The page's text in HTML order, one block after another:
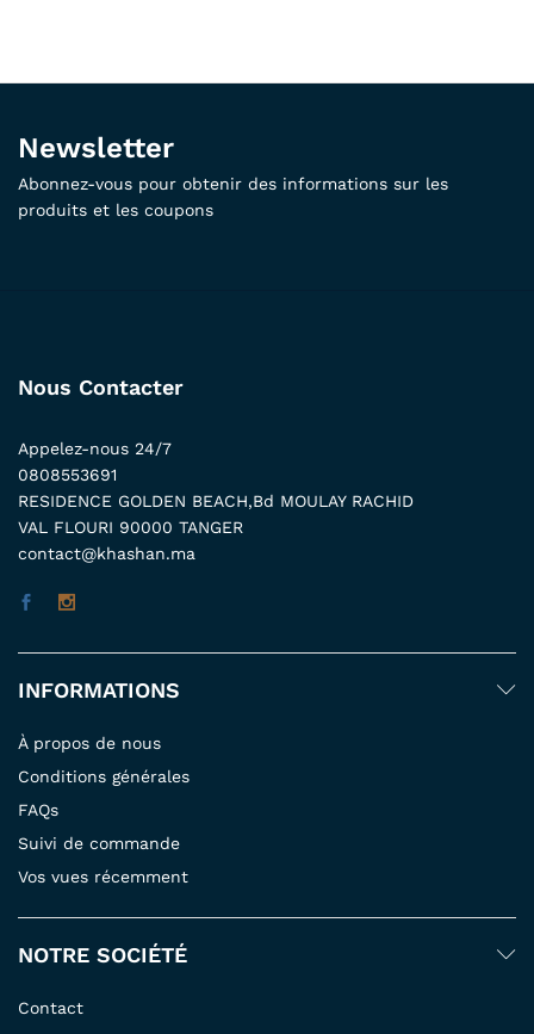
Newsletter
Abonnez-vous pour obtenir des informations sur les
produits et les coupons
Nous Contacter
Appelez-nous 24/7
0808553691
RESIDENCE GOLDEN BEACH,Bd MOULAY RACHID
VAL FLOURI 90000 TANGER
contact@khashan.ma
INFORMATIONS
À propos de nous
Conditions générales
FAQs
Suivi de commande
Vos vues récemment
NOTRE SOCIÉTÉ
Contact